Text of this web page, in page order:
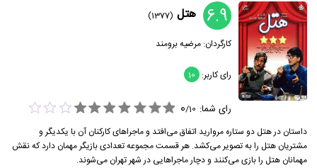
6.9 هتل (1377)
کارگردان:مرضیه برومند
رای کاربر: 10
رای شما: 0/10
داستان در هتل دو ستاره مروارید اتفاق می‌افتد و ماجراهای کارکنان آن با یکدیگر و
مشتریان هتل را به تصویر می‌کشد. هر قسمت مجموعه تعدادی بازیگر مهمان دارد که نقش
مهمانان هتل را بازی می‌کنند و دچار ماجراهایی در شهر تهران می‌شوند.